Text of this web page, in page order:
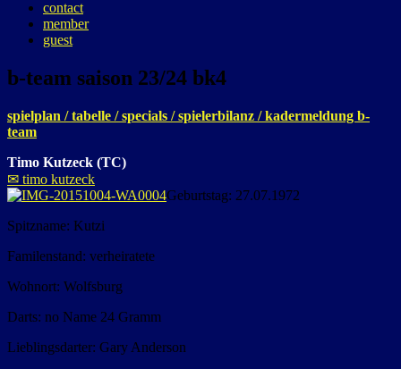
contact
member
guest
b-team saison 23/24 bk4
spielplan /tabelle /specials /spielerbilanz /kadermeldung b-
team
Timo Kutzeck (TC)
✉ timo kutzeck
Geburtstag: 27.07.1972
Spitzname: Kutzi
Familenstand: verheiratete
Wohnort: Wolfsburg
Darts: no Name 24 Gramm
Lieblingsdarter: Gary Anderson